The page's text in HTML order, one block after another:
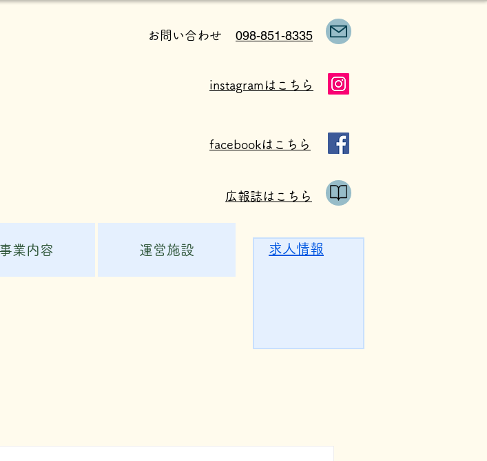
お問い合わせ 098-851-8335
instagramはこちら
facebookはこちら
広報誌はこちら
事業内容 運営施設 求人情報